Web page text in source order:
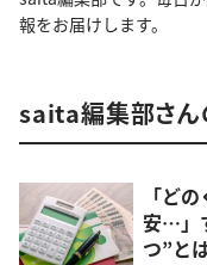
報をお届けします。
saita編集部さん
「ど
安…」
つ”と